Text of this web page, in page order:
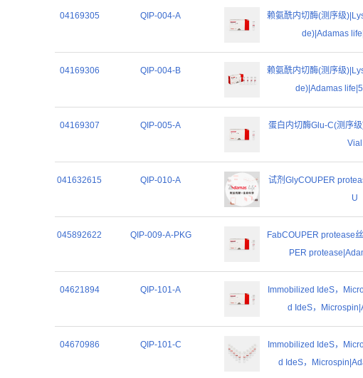
04169305 QIP-004-A
赖氨酰内切酶(测序级
de)|Adamas
04169306 QIP-004-B
赖氨酰内切酶(测序级
de)|Adamas
04169307 QIP-005-A
蛋白内切酶Glu-C(测序
Vial
041632615 QIP-010-A
试剂GlyCOUPER
U
045892622 QIP-009-A-PKG
FabCOUPER protease
PER
04621894 QIP-101-A
Immobilized IdeS，
d IdeS，
04670986 QIP-101-C
Immobilized IdeS，
d IdeS，